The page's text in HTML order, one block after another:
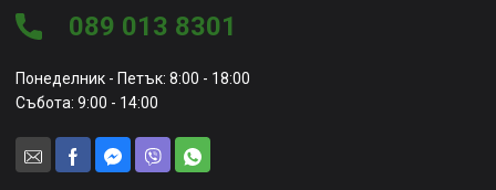
089 013 8301
Понеделник - Петък: 8:00 - 18:00
Събота: 9:00 - 14:00